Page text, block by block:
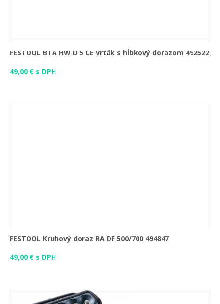
FESTOOL BTA HW D 5 CE vrták s hĺbkový dorazom 492522
49,00 € s DPH
FESTOOL Kruhový doraz RA DF 500/700 494847
49,00 € s DPH